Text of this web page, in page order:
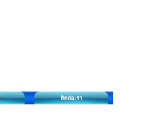
ติดต่อเรา